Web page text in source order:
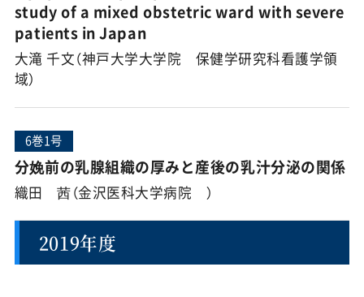
study of a mixed obstetric ward with severe
patients in Japan
大滝 千文（神戸大学大学院 保健学研究科看護学領
域）
6巻1号
分娩前の乳腺組織の厚みと産後の乳汁分泌の関係
織田 茜（金沢医科大学病院 ）
2019年度